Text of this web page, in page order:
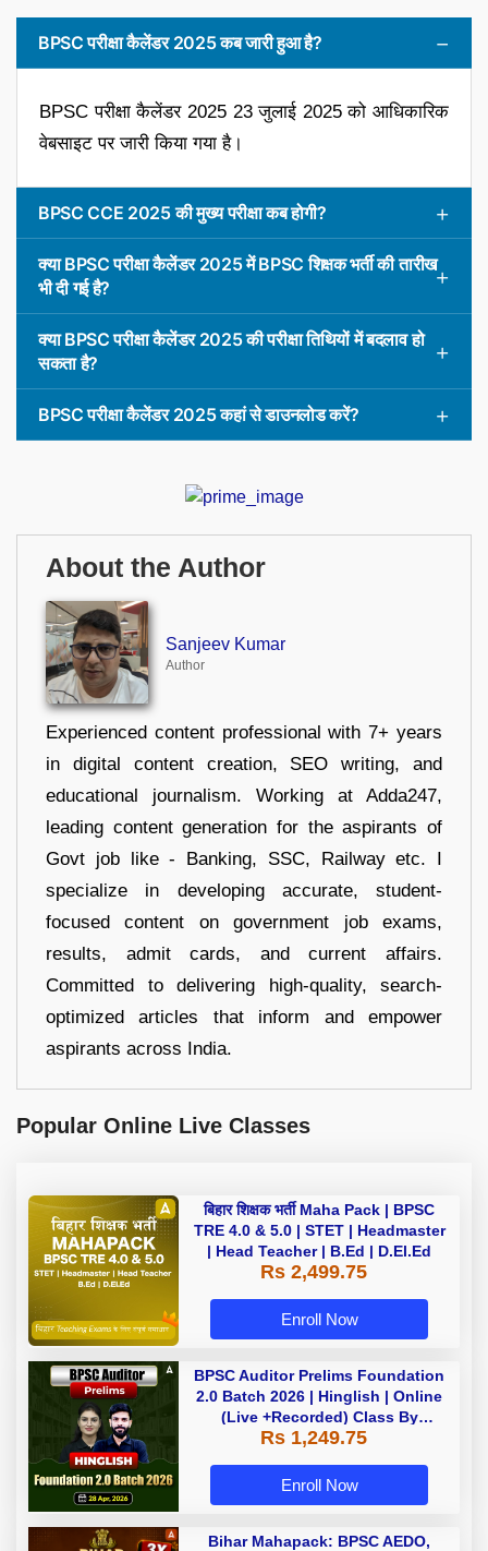
BPSC परीक्षा कैलेंडर 2025 कब जारी हुआ है?
BPSC परीक्षा कैलेंडर 2025 23 जुलाई 2025 को आधिकारिक
वेबसाइट पर जारी किया गया है।
BPSC CCE 2025 की मुख्य परीक्षा कब होगी?
क्या BPSC परीक्षा कैलेंडर 2025 में BPSC शिक्षक भर्ती की तारीख
भी दी गई है?
क्या BPSC परीक्षा कैलेंडर 2025 की परीक्षा तिथियों में बदलाव हो
सकता है?
BPSC परीक्षा कैलेंडर 2025 कहां से डाउनलोड करें?
About the Author
Sanjeev Kumar
Author
Experienced content professional with 7+ years
in digital content creation, SEO writing, and
educational journalism. Working at Adda247,
leading content generation for the aspirants of
Govt job like - Banking, SSC, Railway etc. I
specialize in developing accurate, student-
focused content on government job exams,
results, admit cards, and current affairs.
Committed to delivering high-quality, search-
optimized articles that inform and empower
aspirants across India.
Popular Online Live Classes
बिहार शिक्षक भर्ती Maha Pack | BPSC
TRE 4.0 & 5.0 | STET | Headmaster
| Head Teacher | B.Ed | D.El.Ed
Rs 2,499.75
Enroll Now
BPSC Auditor Prelims Foundation
2.0 Batch 2026 | Hinglish | Online
(Live +Recorded) Class By
Adda247
Rs 1,249.75
Enroll Now
Bihar Mahapack: BPSC AEDO,